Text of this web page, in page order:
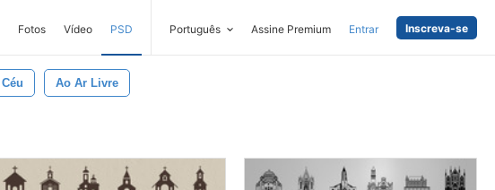
Fotos Vídeo PSD Português Assine Premium Entrar Inscreva-se
Céu Ao Ar Livre